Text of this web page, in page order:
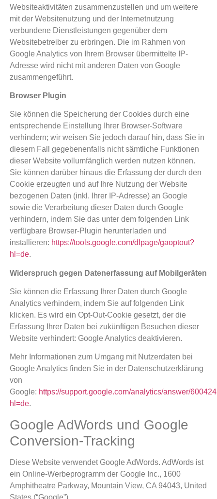
Websiteaktivitäten zusammenzustellen und um weitere
mit der Websitenutzung und der Internetnutzung
verbundene Dienstleistungen gegenüber dem
Websitebetreiber zu erbringen. Die im Rahmen von
Google Analytics von Ihrem Browser übermittelte IP-
Adresse wird nicht mit anderen Daten von Google
zusammengeführt.
Browser Plugin
Sie können die Speicherung der Cookies durch eine
entsprechende Einstellung Ihrer Browser-Software
verhindern; wir weisen Sie jedoch darauf hin, dass Sie in
diesem Fall gegebenenfalls nicht sämtliche Funktionen
dieser Website vollumfänglich werden nutzen können.
Sie können darüber hinaus die Erfassung der durch den
Cookie erzeugten und auf Ihre Nutzung der Website
bezogenen Daten (inkl. Ihrer IP-Adresse) an Google
sowie die Verarbeitung dieser Daten durch Google
verhindern, indem Sie das unter dem folgenden Link
verfügbare Browser-Plugin herunterladen und
installieren: https://tools.google.com/dlpage/gaoptout?
hl=de.
Widerspruch gegen Datenerfassung auf Mobilgeräten
Sie können die Erfassung Ihrer Daten durch Google
Analytics verhindern, indem Sie auf folgenden Link
klicken. Es wird ein Opt-Out-Cookie gesetzt, der die
Erfassung Ihrer Daten bei zukünftigen Besuchen dieser
Website verhindert: Google Analytics deaktivieren.
Mehr Informationen zum Umgang mit Nutzerdaten bei
Google Analytics finden Sie in der Datenschutzerklärung
von
Google: https://support.google.com/analytics/answer/
hl=de.
Google AdWords und Google
Conversion-Tracking
Diese Website verwendet Google AdWords. AdWords ist
ein Online-Werbeprogramm der Google Inc., 1600
Amphitheatre Parkway, Mountain View, CA 94043, United
States (“Google”).